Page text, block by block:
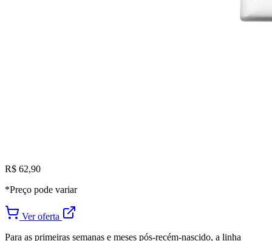
R$ 62,90
*Preço pode variar
Ver oferta
Para as primeiras semanas e meses pós-recém-nascido, a linha